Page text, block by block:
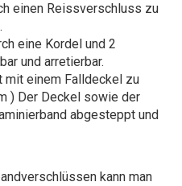
einen Reissverschluss zu
eine Kordel und 2
und arretierbar.
mit einem Falldeckel zu
) Der Deckel sowie der
abgesteppt und
kann man